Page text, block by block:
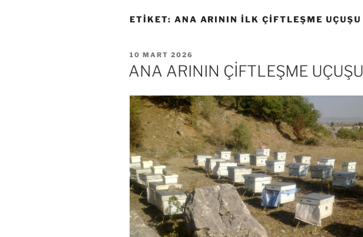
ETIKET: ANA ARININ İLK ÇIFTLEŞME UÇUŞU
YAYIM
TARIHI
10 MART 2026
ANA ARININ ÇİFTLEŞME UÇUŞU